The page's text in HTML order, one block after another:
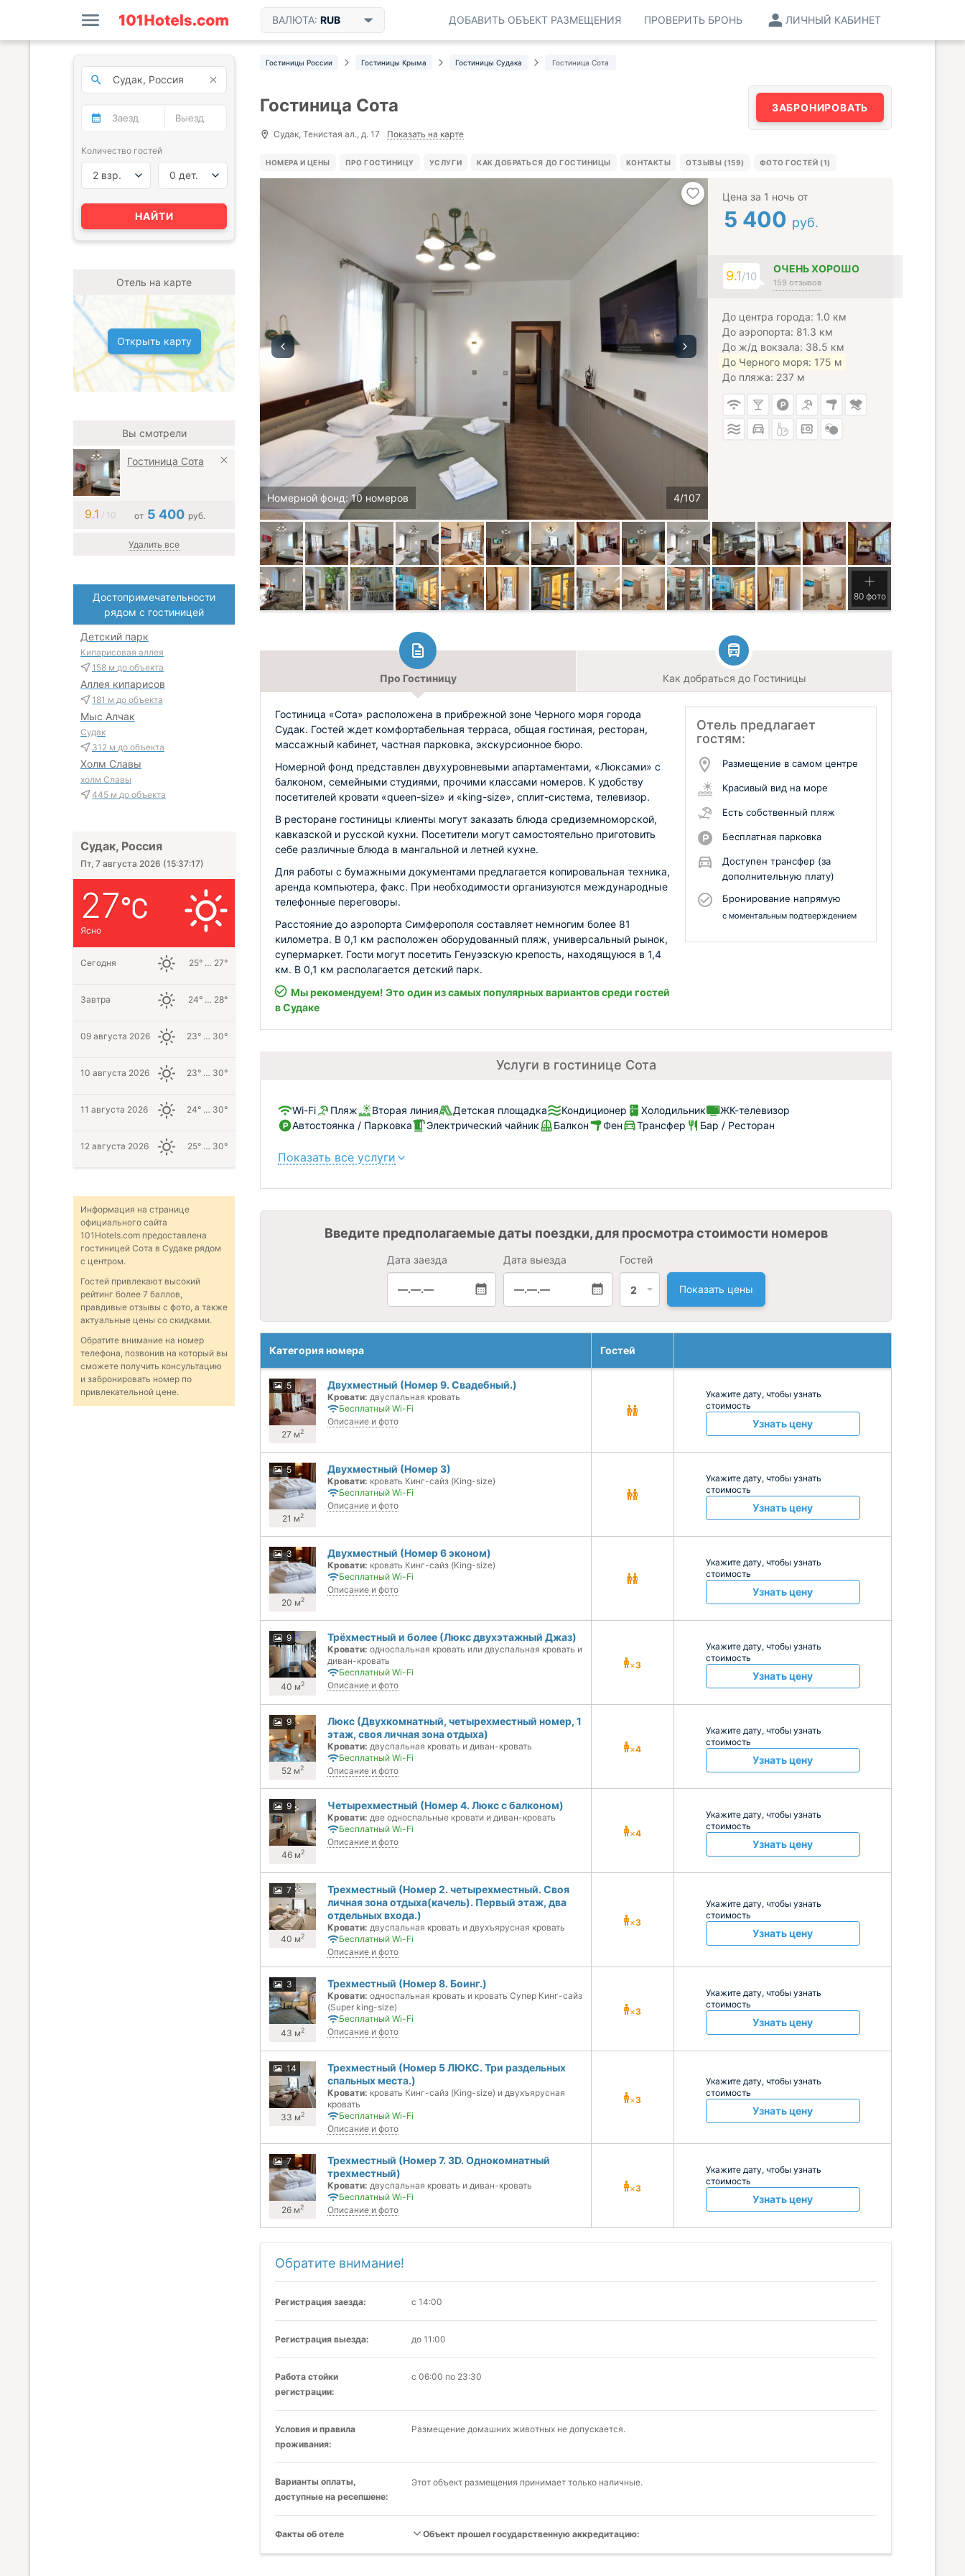
ВАЛЮТА: RUB ЛИЧНЫЙ КАБИНЕТ
ПРОВЕРИТЬ БРОНЬ
ДОБАВИТЬ ОБЪЕКТ РАЗМЕЩЕНИЯ
Гостиницы России Гостиницы Крыма Гостиницы Судака Гостиница Сота
Гостиница Сота
Судак, Тенистая ал., д. 17 Показать на карте
ЗАБРОНИРОВАТЬ
НОМЕРА И ЦЕНЫ ПРО ГОСТИНИЦУ УСЛУГИ КАК ДОБРАТЬСЯ ДО ГОСТИНИЦЫ КОНТАКТЫ ОТЗЫВЫ (159) ФОТО ГОСТЕЙ (1)
Номерной фонд: 10 номеров
Цена за 1 ночь от
5 400 руб.
9.1/10
ОЧЕНЬ ХОРОШО
159 отзывов
До центра города: 1.0 км
До аэропорта: 81.3 км
До ж/д вокзала: 38.5 км
До Черного моря: 175 м
До пляжа: 237 м
80 фото
Про Гостиницу Как добраться до Гостиницы
Отель предлагает
гостям:
Размещение в самом центре
Красивый вид на море
Есть собственный пляж
Бесплатная парковка
Доступен трансфер (за
дополнительную плату)
Бронирование напрямую
с моментальным подтверждением
Гостиница «Сота» расположена в прибрежной зоне Черного моря города
Судак. Гостей ждет комфортабельная терраса, общая гостиная, ресторан,
массажный кабинет, частная парковка, экскурсионное бюро.
Номерной фонд представлен двухуровневыми апартаментами, «Люксами» с
балконом, семейными студиями, прочими классами номеров. К удобству
посетителей кровати «queen-size» и «king-size», сплит-система, телевизор.
В ресторане гостиницы клиенты могут заказать блюда средиземноморской,
кавказской и русской кухни. Посетители могут самостоятельно приготовить
себе различные блюда в мангальной и летней кухне.
Для работы с бумажными документами предлагается копировальная техника,
аренда компьютера, факс. При необходимости организуются международные
телефонные переговоры.
Расстояние до аэропорта Симферополя составляет немногим более 81
километра. В 0,1 км расположен оборудованный пляж, универсальный рынок,
супермаркет. Гости могут посетить Генуэзскую крепость, находящуюся в 1,4
км. В 0,1 км располагается детский парк.
Мы рекомендуем! Это один из самых популярных вариантов среди гостей
в Судаке
Услуги в гостинице Сота
Wi-Fi Пляж Вторая линия Детская площадка Кондиционер Холодильник
ЖК-телевизор
Автостоянка / Парковка
Электрический чайник Балкон Фен Трансфер Бар / Ресторан
Показать все услуги
Введите предполагаемые даты поездки, для просмотра стоимости номеров
Дата заезда
—.—.—
Дата выезда
—.—.—
Гостей
2 Показать цены
Категория номера Гостей
5
27 м2
Двухместный (Номер 9. Свадебный.)
Кровати: двуспальная кровать
Бесплатный Wi-Fi
Описание и фото
Укажите дату, чтобы узнать
стоимость
Узнать цену
5
21 м2
Двухместный (Номер 3)
Кровати: кровать Кинг-сайз (King-size)
Бесплатный Wi-Fi
Описание и фото
Укажите дату, чтобы узнать
стоимость
Узнать цену
3
20 м2
Двухместный (Номер 6 эконом)
Кровати: кровать Кинг-сайз (King-size)
Бесплатный Wi-Fi
Описание и фото
Укажите дату, чтобы узнать
стоимость
Узнать цену
9
40 м2
Трёхместный и более (Люкс двухэтажный Джаз)
Кровати: односпальная кровать или двуспальная кровать и
диван-кровать
Бесплатный Wi-Fi
Описание и фото
×3
Укажите дату, чтобы узнать
стоимость
Узнать цену
9
52 м2
Люкс (Двухкомнатный, четырехместный номер, 1
этаж, своя личная зона отдыха)
Кровати: двуспальная кровать и диван-кровать
Бесплатный Wi-Fi
Описание и фото
×4
Укажите дату, чтобы узнать
стоимость
Узнать цену
9
46 м2
Четырехместный (Номер 4. Люкс с балконом)
Кровати: две односпальные кровати и диван-кровать
Бесплатный Wi-Fi
Описание и фото
×4
Укажите дату, чтобы узнать
стоимость
Узнать цену
7
40 м2
Трехместный (Номер 2. четырехместный. Своя
личная зона отдыха(качель). Первый этаж, два
отдельных входа.)
Кровати: двуспальная кровать и двухъярусная кровать
Бесплатный Wi-Fi
Описание и фото
×3
Укажите дату, чтобы узнать
стоимость
Узнать цену
3
43 м2
Трехместный (Номер 8. Боинг.)
Кровати: односпальная кровать и кровать Супер Кинг-сайз
(Super king-size)
Бесплатный Wi-Fi
Описание и фото
×3
Укажите дату, чтобы узнать
стоимость
Узнать цену
14
33 м2
Трехместный (Номер 5 ЛЮКС. Три раздельных
спальных места.)
Кровати: кровать Кинг-сайз (King-size) и двухъярусная
кровать
Бесплатный Wi-Fi
Описание и фото
×3
Укажите дату, чтобы узнать
стоимость
Узнать цену
7
26 м2
Трехместный (Номер 7. 3D. Однокомнатный
трехместный)
Кровати: двуспальная кровать и диван-кровать
Бесплатный Wi-Fi
Описание и фото
×3
Укажите дату, чтобы узнать
стоимость
Узнать цену
Обратите внимание!
Регистрация заезда: с 14:00
Регистрация выезда: до 11:00
Работа стойки
регистрации:
с 06:00 по 23:30
Условия и правила
проживания:
Размещение домашних животных не допускается.
Варианты оплаты,
доступные на ресепшене:
Этот объект размещения принимает только наличные.
Факты об отеле Объект прошел государственную аккредитацию:
Количество гостей
2 взр. 0 дет.
НАЙТИ
Отель на карте
Открыть карту
Вы смотрели
Гостиница Сота
9.1 / 10 от 5 400 руб.
Удалить все
Достопримечательности
рядом с гостиницей
Детский парк
Кипарисовая аллея
158 м до объекта
Аллея кипарисов
181 м до объекта
Мыс Алчак
Судак
312 м до объекта
Холм Славы
холм Славы
445 м до объекта
Судак, Россия
Пт, 7 августа 2026 (15:37:18)
27
Ясно
Сегодня 25° … 27°
Завтра 24° … 28°
09 августа 2026 23° … 30°
10 августа 2026 23° … 30°
11 августа 2026 24° … 30°
12 августа 2026 25° … 30°
Информация на странице
официального сайта
101Hotels.com предоставлена
гостиницей Сота в Судаке рядом
с центром.
Гостей привлекают высокий
рейтинг более 7 баллов,
правдивые отзывы с фото, а также
актуальные цены со скидками.
Обратите внимание на номер
телефона, позвонив на который вы
сможете получить консультацию
и забронировать номер по
привлекательной цене.